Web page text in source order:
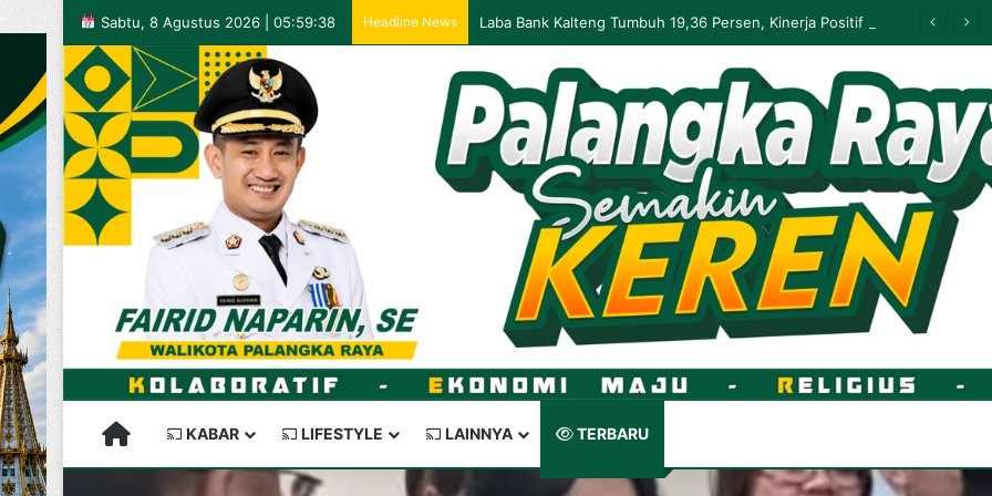
Sabtu, 8 Agustus 2026 | 05:59:38 Headline News
PALANGKARAYA SEMAKIN KEREN
KABAR LIFESTYLE LAINNYA TERBARU